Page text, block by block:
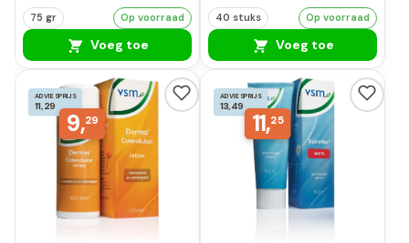
75 gr Op voorraad
Voeg toe
40 stuks Op voorraad
Voeg toe
ADVIESPRIJS
11,29
9,29
ADVIESPRIJS
13,49
11,25